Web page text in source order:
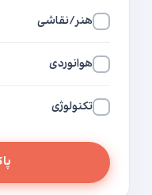
هنر/نقاشی
هوانوردی
تکنولوژی